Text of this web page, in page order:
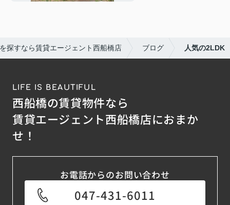
探すなら賃貸エージェント西船橋店 ブログ 人気の2LDK
LIFE IS BEAUTIFUL
西船橋の賃貸物件なら
賃貸エージェント西船橋店におまか
せ！
お電話からのお問い合わせ
047-431-6011